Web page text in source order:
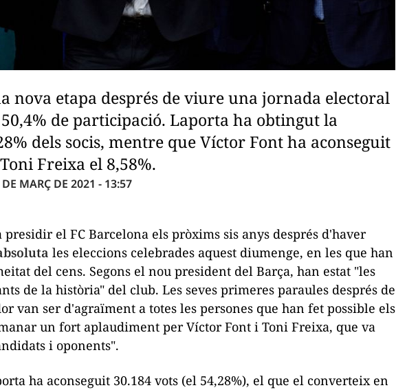
nova etapa després de viure una jornada electoral
de participació. Laporta ha obtingut la
dels socis, mentre que Víctor Font ha aconseguit
Freixa el 8,58%.
MARÇ DE 2021 - 13:57
presidir el FC Barcelona els pròxims sis anys després d'haver
les eleccions celebrades aquest diumenge, en les que han
del cens. Segons el nou president del Barça, han estat "les
de la història" del club. Les seves primeres paraules després de
van ser d'agraïment a totes les persones que han fet possible els
un fort aplaudiment per Víctor Font i Toni Freixa, que va
i oponents".
ha aconseguit 30.184 vots (el 54,28%), el que el converteix en